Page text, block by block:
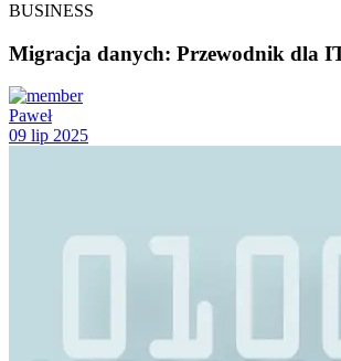
BUSINESS
Migracja danych: Przewodnik dla
Paweł
09 lip 2025